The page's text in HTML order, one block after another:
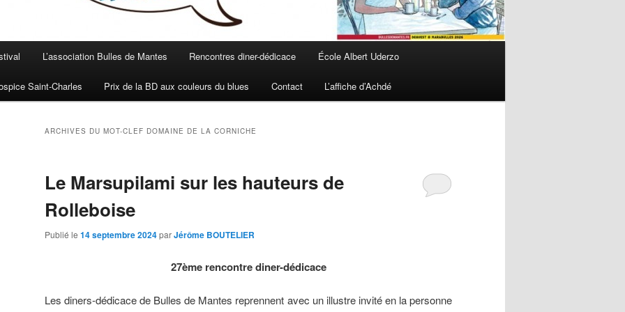
L’association Bulles de Mantes Rencontres diner-dédicace École Albert Uderzo
Saint-Charles Prix de la BD aux couleurs du blues Contact L’affiche d’Achdé
ARCHIVES DU MOT-CLEF DOMAINE DE LA CORNICHE
Le Marsupilami sur les hauteurs de
Rolleboise
Publié le 14 septembre 2024parJérôme BOUTELIER
27ème rencontre diner-dédicace
Les diners-dédicace de Bulles de Mantes reprennent avec un illustre invité en la personne